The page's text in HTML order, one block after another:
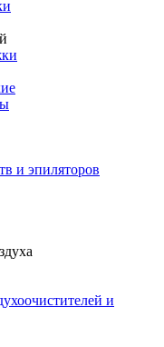
и эпиляторов
и